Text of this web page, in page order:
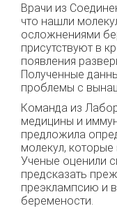
Врачи из
что нашли
осложнениями
присутствуют в
появления
Полученные
проблемы с
Команда из
медицины и
предложила
молекул,
Ученые оценили
предсказать
преэклампсию и
беремености.